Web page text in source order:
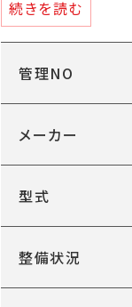
・最大積載量 ５
・前進３/後進１
・荷台寸法 １８
続きを読む
管理NO
メーカー
型式
整備状況